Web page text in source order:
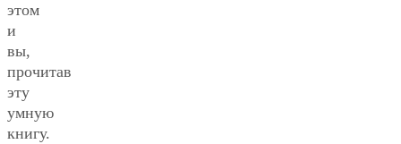
этом
и
вы,
прочитав
эту
умную
книгу.